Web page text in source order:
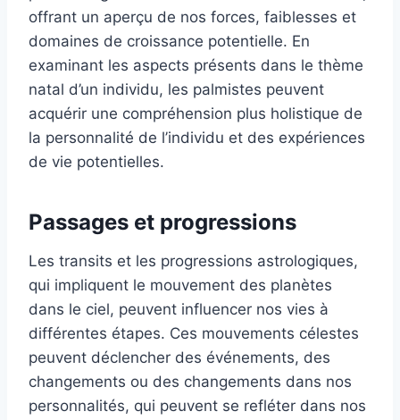
offrant un aperçu de nos forces, faiblesses et
domaines de croissance potentielle. En
examinant les aspects présents dans le thème
natal d’un individu, les palmistes peuvent
acquérir une compréhension plus holistique de
la personnalité de l’individu et des expériences
de vie potentielles.
Passages et progressions
Les transits et les progressions astrologiques,
qui impliquent le mouvement des planètes
dans le ciel, peuvent influencer nos vies à
différentes étapes. Ces mouvements célestes
peuvent déclencher des événements, des
changements ou des changements dans nos
personnalités, qui peuvent se refléter dans nos